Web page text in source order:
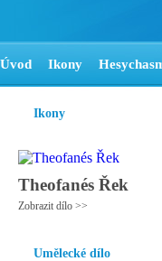
Úvod Ikony
Ikony
Theofanés Řek
Zobrazit dílo >>
Umělecké dílo